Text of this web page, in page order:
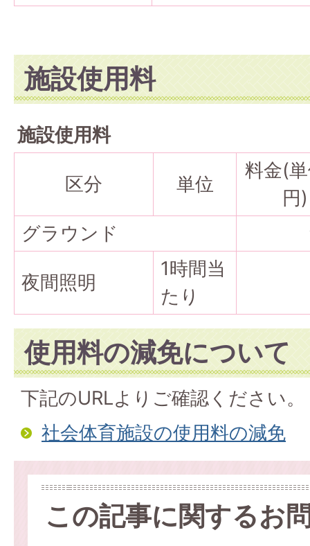
施設使用料
施設使用料
区分 単位
料金(
円)
グラウンド
夜間照明
1時間当
たり
使用料の減免について
下記のURLよりご確認ください。
社会体育施設の使用料の減免
この記事に関するお